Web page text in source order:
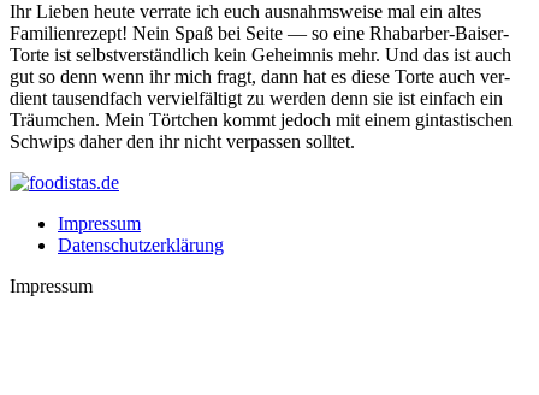
Ihr Lie­ben heu­te ver­ra­te ich euch aus­nahms­wei­se mal ein altes
Fami­li­en­re­zept! Nein Spaß bei Sei­te — so eine Rha­bar­ber-Bai­ser-
Tor­te ist selbst­ver­ständ­lich kein Geheim­nis mehr. Und das ist auch
gut so denn wenn ihr mich fragt, dann hat es die­se Tor­te auch ver­
dient tau­send­fach ver­viel­fäl­tigt zu wer­den denn sie ist ein­fach ein
Träum­chen. Mein Tört­chen kommt jedoch mit einem gin­tas­ti­schen
Schwips daher den ihr nicht ver­pas­sen solltet.
Impressum
Datenschutzerklärung
Impressum